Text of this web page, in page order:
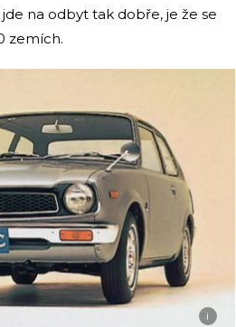
na odbyt tak dobře, je že se
zemích.
i